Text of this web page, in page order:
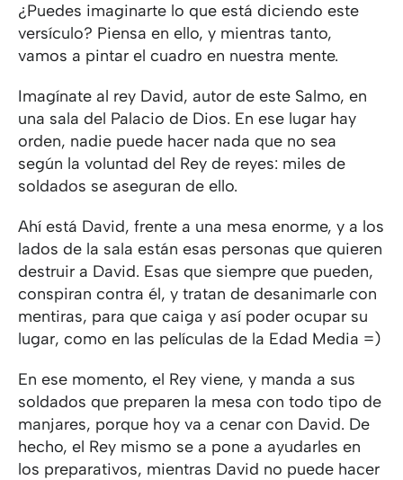
¿Puedes imaginarte lo que está diciendo este
versículo? Piensa en ello, y mientras tanto,
vamos a pintar el cuadro en nuestra mente.
Imagínate al rey David, autor de este Salmo, en
una sala del Palacio de Dios. En ese lugar hay
orden, nadie puede hacer nada que no sea
según la voluntad del Rey de reyes: miles de
soldados se aseguran de ello.
Ahí está David, frente a una mesa enorme, y a los
lados de la sala están esas personas que quieren
destruir a David. Esas que siempre que pueden,
conspiran contra él, y tratan de desanimarle con
mentiras, para que caiga y así poder ocupar su
lugar, como en las películas de la Edad Media =)
En ese momento, el Rey viene, y manda a sus
soldados que preparen la mesa con todo tipo de
manjares, porque hoy va a cenar con David. De
hecho, el Rey mismo se a pone a ayudarles en
los preparativos, mientras David no puede hacer